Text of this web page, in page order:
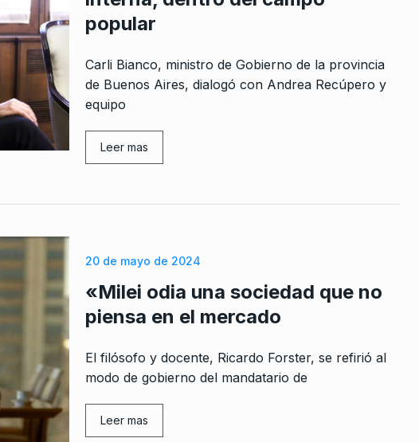
popular
Carli Bianco, ministro de Gobierno de la provincia
de Buenos Aires, dialogó con Andrea Recúpero y
equipo
Leer mas
20 de mayo de 2024
«Milei odia una sociedad que no
piensa en el mercado
El filósofo y docente, Ricardo Forster, se refirió al
modo de gobierno del mandatario de
Leer mas
séptimo mes –
en El…
9 De Junio De 2024
había elementos
a Moyano, la AFI…
recuperó al
De Julio De 2026
más de 250 mil
en…
14 De Agosto De 2025
y un papelón
de la…
Junio De 2024
10
que…
LA VUELTA COMPLETA
18 De Agosto